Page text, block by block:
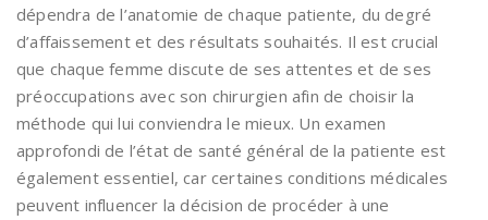
dépendra de l’anatomie de chaque patiente, du degré
d’affaissement et des résultats souhaités. Il est crucial
que chaque femme discute de ses attentes et de ses
préoccupations avec son chirurgien afin de choisir la
méthode qui lui conviendra le mieux. Un examen
approfondi de l’état de santé général de la patiente est
également essentiel, car certaines conditions médicales
peuvent influencer la décision de procéder à une